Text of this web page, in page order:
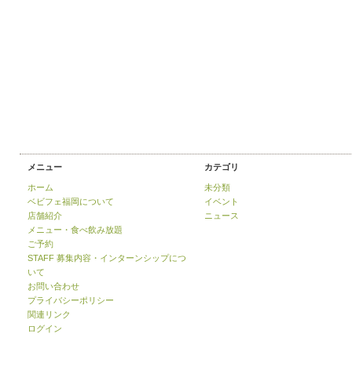
メニュー
ホーム
ベビフェ福岡について
店舗紹介
メニュー・食べ飲み放題
ご予約
STAFF 募集内容・インターンシップにつ
いて
お問い合わせ
プライバシーポリシー
関連リンク
ログイン
カテゴリ
未分類
イベント
ニュース